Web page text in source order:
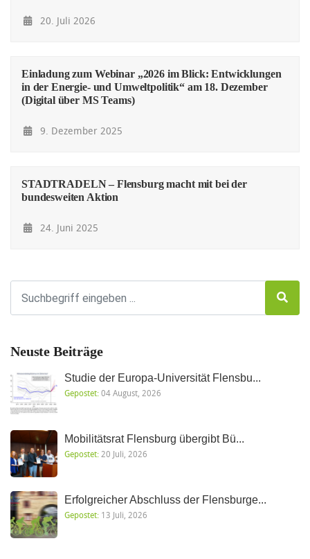
20. Juli 2026
Einladung zum Webinar „2026 im Blick: Entwicklungen
in der Energie- und Umweltpolitik“ am 18. Dezember
(Digital über MS Teams)
9. Dezember 2025
STADTRADELN – Flensburg macht mit bei der
bundesweiten Aktion
24. Juni 2025
Neuste Beiträge
Studie der Europa-Universität Flensbu...
Gepostet:04 August, 2026
Mobilitätsrat Flensburg übergibt Bü...
Gepostet:20 Juli, 2026
Erfolgreicher Abschluss der Flensburge...
Gepostet: 13 Juli, 2026